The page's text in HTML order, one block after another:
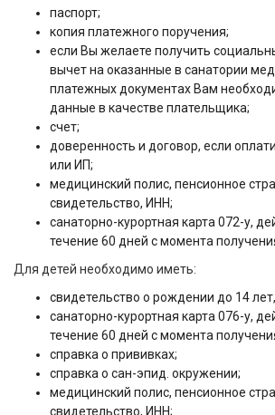
паспорт;
копия платежного поручения;
если Вы желаете получить
вычет на оказанные в санатории
платежных документах Вам
данные в качестве плательщика;
счет;
доверенность и договор, если
или ИП;
медицинский полис, пенсионное
свидетельство, ИНН;
санаторно-курортная карта 072-у,
течение 60 дней с момента
Для детей необходимо иметь:
свидетельство о рождении до 14
санаторно-курортная карта 076-у,
течение 60 дней с момента
справка о прививках;
справка о сан-эпид. окружении;
медицинский полис, пенсионное
свидетельство, ИНН;